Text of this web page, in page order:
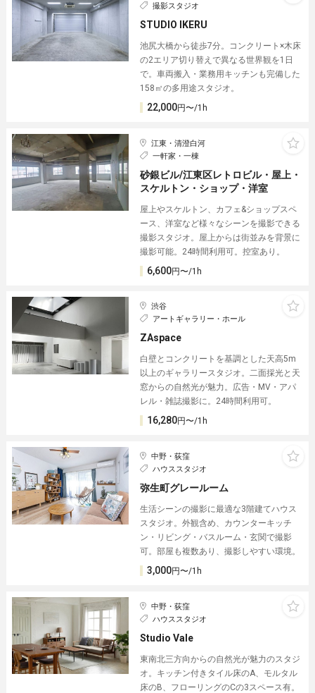
撮影スタジオ
STUDIO IKERU
池尻大橋から徒歩7分。コンクリート×木床
の2エリア切り替えで異なる世界観を1日
で。車両搬入・業務用キッチンも完備した
158㎡の多用途スタジオ。
22,000円〜/1h
江東・清澄白河
一軒家・一棟
砂銀ビル/江東区レトロビル・屋上・
スケルトン・ショップ・洋室
屋上やスケルトン、カフェ&ショップスペ
ース、洋室など様々なシーンを撮影できる
撮影スタジオ。屋上からは街並みを背景に
撮影可能。24時間利用可。控室あり。
6,600円〜/1h
渋谷
アートギャラリー・ホール
ZAspace
白壁とコンクリートを基調とした天高5m
以上のギャラリースタジオ。二面採光と天
窓からの自然光が魅力。広告・MV・アパ
レル・雑誌撮影に。24時間利用可。
16,280円〜/1h
中野・荻窪
ハウススタジオ
弥生町グレールーム
生活シーンの撮影に最適な3階建てハウス
スタジオ。外観含め、カウンターキッチ
ン・リビング・バスルーム・玄関で撮影
可。部屋も複数あり、撮影しやすい環境。
3,000円〜/1h
中野・荻窪
ハウススタジオ
Studio Vale
東南北三方向からの自然光が魅力のスタジ
オ。キッチン付きタイル床のA、モルタル
床のB、フローリングのCの3スペース有。